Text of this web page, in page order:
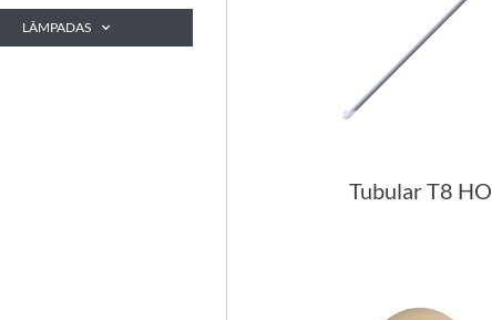
LÂMPADAS
Tubular T8 HO